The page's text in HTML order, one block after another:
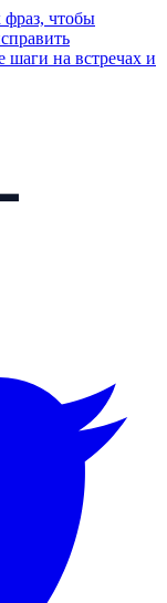
фраз, чтобы
на встречах и